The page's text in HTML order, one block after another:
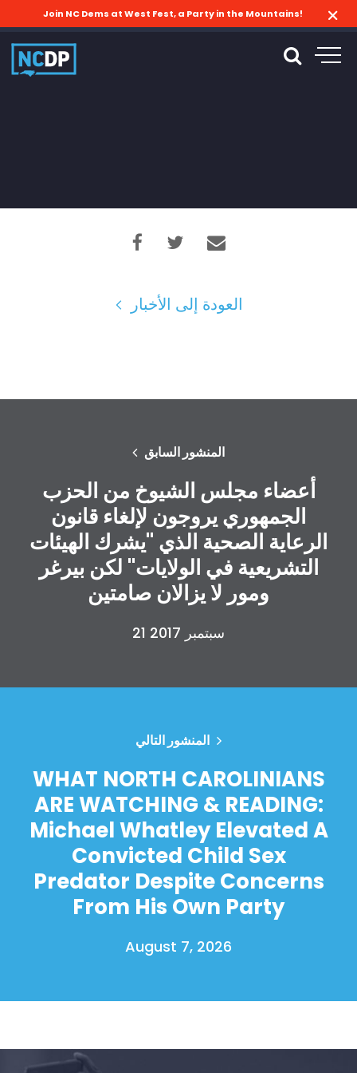
Shop
Join NC Dems at West Fest, a Party in the Mountains!
العودة إلى الأخبار
المنشور السابق
أعضاء مجلس الشيوخ من الحزب
الجمهوري يروجون لإلغاء قانون
الرعاية الصحية الذي "يشرك الهيئات
التشريعية في الولايات" لكن بيرغر
ومور لا يزالان صامتين
21 سبتمبر 2017
المنشور التالي
WHAT NORTH CAROLINIANS
ARE WATCHING & READING:
Michael Whatley Elevated A
Convicted Child Sex
Predator Despite Concerns
From His Own Party
August 7, 2026